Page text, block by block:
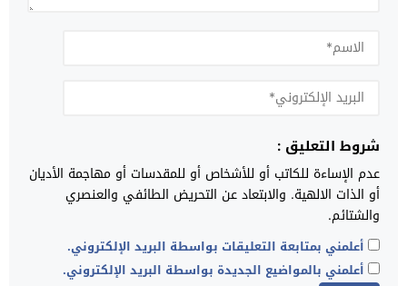
شروط التعليق :
عدم الإساءة للكاتب أو للأشخاص أو للمقدسات أو مهاجمة الأديان
أو الذات الالهية. والابتعاد عن التحريض الطائفي والعنصري
والشتائم.
أعلمني بمتابعة التعليقات بواسطة البريد الإلكتروني.
أعلمني بالمواضيع الجديدة بواسطة البريد الإلكتروني.